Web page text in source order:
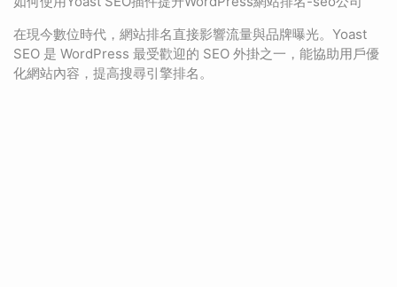
在現今數位時代，網站排名直接影響流量與品牌曝光。Yoast
SEO 是 WordPress 最受歡迎的 SEO 外掛之一，能協助用戶優
化網站內容，提高搜尋引擎排名。